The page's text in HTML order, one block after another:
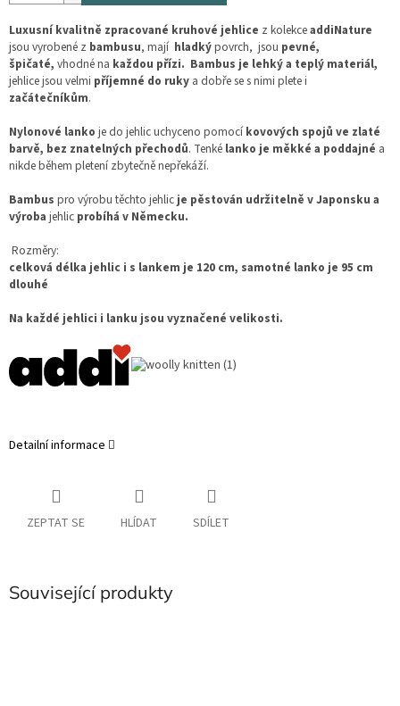
Luxusní kvalitně zpracované kruhové jehlice z kolekceaddiNature
jsou vyrobené z bambusu, mají hladkýpovrch, jsou pevné,
špičaté, vhodné na každou přízi. Bambus je lehký a teplý materiál,
jehlice jsou velmi příjemné do ruky a dobře se s nimi plete i
začátečníkům.
Nylonové lanko je do jehlic uchyceno pomocí kovových spojů ve zlaté
barvě, bez znatelných přechodů. Tenké lanko je měkké a poddajné a
nikde během pletení zbytečně nepřekáží.
Bambus pro výrobu těchto jehlic je pěstován udržitelně v Japonsku a
výroba jehlic probíhá v Německu.
Rozměry:
celková délka jehlic i s lankem je 120 cm, samotné lanko je 95 cm
dlouhé
Na každé jehlici i lanku jsou vyznačené velikosti.
Detailní informace
ZEPTAT SE HLÍDAT SDÍLET
Související produkty